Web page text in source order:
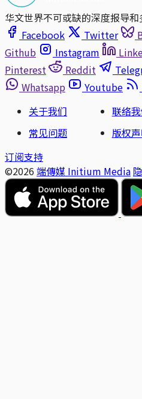
华文世界不可或缺的深度报导
Facebook
Twitter
Github
Instagram
Pinterest
Reddit
Whatsapp
Youtube
关于我们
联络
常见问题
版权
订阅支持
©2026 端傳媒 Initium Media